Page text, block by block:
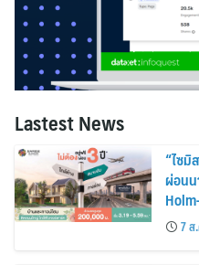
Lastest News
“ไซมิ
ผ่อนน
ส่วนล
2569
7